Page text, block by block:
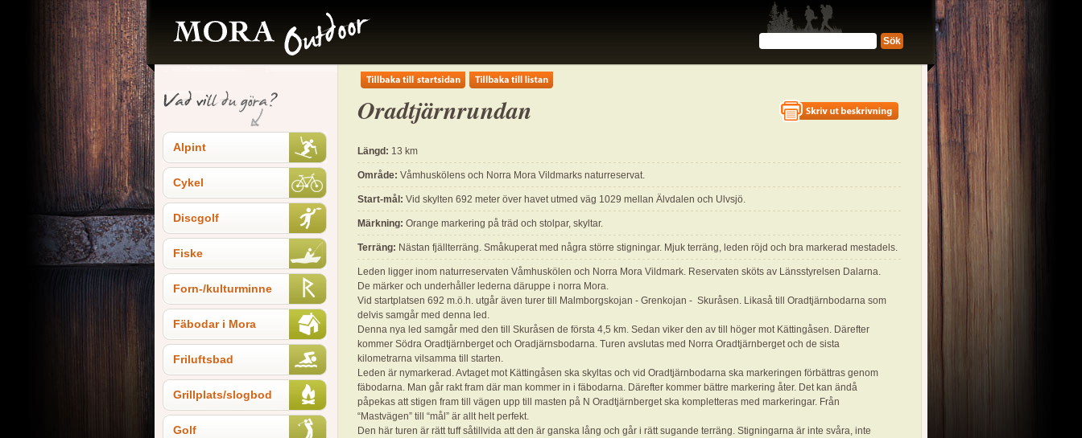
Sök
Alpint
Cykel
Discgolf
Fiske
Forn-/kulturminne
Fäbodar i Mora
Friluftsbad
Grillplats/slogbod
Golf
Oradtjärnrundan
Längd: 13 km
Område: Våmhuskölens och Norra Mora Vildmarks naturreservat.
Start-mål: Vid skylten 692 meter över havet utmed väg 1029 mellan Älvdalen och Ulvsjö.
Märkning: Orange markering på träd och stolpar, skyltar.
Terräng: Nästan fjällterräng. Småkuperat med några större stigningar. Mjuk terräng, leden röjd och bra markerad mestadels.
Leden ligger inom naturreservaten Våmhuskölen och Norra Mora Vildmark. Reservaten sköts av Länsstyrelsen Dalarna.
De märker och underhåller lederna däruppe i norra Mora.
Vid startplatsen 692 m.ö.h. utgår även turer till Malmborgskojan - Grenkojan - Skuråsen. Likaså till Oradtjärnbodarna som
delvis samgår med denna led.
Denna nya led samgår med den till Skuråsen de första 4,5 km. Sedan viker den av till höger mot Kättingåsen. Därefter
kommer Södra Oradtjärnberget och Oradjärnsbodarna. Turen avslutas med Norra Oradtjärnberget och de sista
kilometrarna vilsamma till starten.
Leden är nymarkerad. Avtaget mot Kättingåsen ska skyltas och vid Oradtjärnbodarna ska markeringen förbättras genom
fäbodarna. Man går rakt fram där man kommer in i fäbodarna. Därefter kommer bättre markering åter. Det kan ändå
påpekas att stigen fram till vägen upp till masten på N Oradtjärnberget ska kompletteras med markeringar. Från
“Mastvägen” till “mål” är allt helt perfekt.
Den här turen är rätt tuff såtillvida att den är ganska lång och går i rätt sugande terräng. Stigningarna är inte svåra, inte